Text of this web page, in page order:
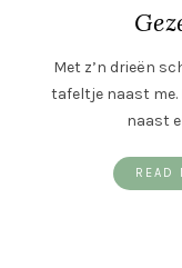
Met z’n drieën
tafeltje naast me.
naast
READ